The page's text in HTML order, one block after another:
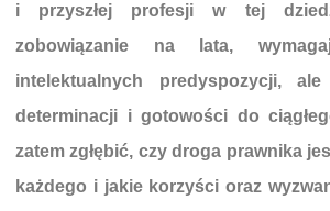
i przyszłej profesji w tej
zobowiązanie na lata,
intelektualnych predyspozycji,
determinacji i gotowości do
zatem zgłębić, czy droga prawnika
każdego i jakie korzyści oraz